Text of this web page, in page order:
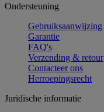
Ondersteuning
Gebruiksaanwijzing
Garantie
FAQ's
Verzending & retour
Contacteer ons
Herroepingsrecht
Juridische informatie